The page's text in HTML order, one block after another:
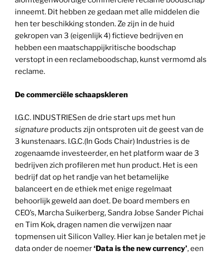
inneemt. Dit hebben ze gedaan met alle middelen die
hen ter beschikking stonden. Ze zijn in de huid
gekropen van 3 (eigenlijk 4) fictieve bedrijven en
hebben een maatschappijkritische boodschap
verstopt in een reclameboodschap, kunst vermomd als
reclame.
De commerciële schaapskleren
I.G.C. INDUSTRIESen de drie start ups met hun
signature products zijn ontsproten uit de geest van de
3 kunstenaars. I.G.C.(In Gods Chair) Industries is de
zogenaamde investeerder, en het platform waar de 3
bedrijven zich profileren met hun product. Het is een
bedrijf dat op het randje van het betamelijke
balanceert en de ethiek met enige regelmaat
behoorlijk geweld aan doet. De board members en
CEO’s, Marcha Suikerberg, Sandra Jobse Sander Pichai
en Tim Kok, dragen namen die verwijzen naar
topmensen uit Silicon Valley. Hier kan je betalen met je
data onder de noemer‘Data is the new currency’, een